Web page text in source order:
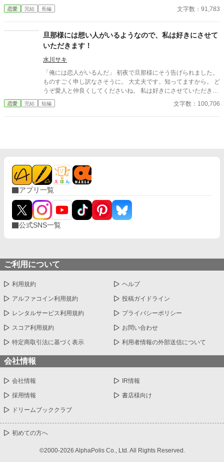
ンは「国を守るために必要なことだ」と妻の痛みに気づかず、セ
レナも王妃の席へ座り、妻のように振る舞い続ける。ついに礼拝
に呆れましたわ」そして結婚指輪をレオンへ投げつけ、「私は、
あなたの妻をやめます」と宣言する。だが王妃が去った直後、妻
になったつもりで振る舞う聖女へ、王宮中の視線は冷たく変わっ
ていき。
恋愛 完結 長編 文字数：91,783
旦那様には想い人がいるようなので、私は好きにさせて
いただきます！
水川サキ
「俺には恋人がいるんだ」 初夜で旦那様にそう告げられました。
ものすごく申し訳なさそうに。 大丈夫です。知ってますから。 ど
うぞ愛人と仲良くしてくださいね。 私は好きにさせていただきま
すので。 悠々自適なお飾り妻の快適ライフを送っていたら、 旦那
様が接近してくるのですが。 どうぞ、お構いなく。
恋愛 完結 短編 文字数：100,706
アプリ一覧
公式SNS一覧
ご利用について
利用規約 ヘルプ
アルファコイン利用規約 投稿ガイドライン
レンタルサービス利用規約 プライバシーポリシー
スコア利用規約 お問い合わせ
特定商取引法に基づく表示 利用者情報の外部送信について
会社情報
会社情報 IR情報
採用情報 書店様向け
ドリームブッククラブ
初めての方へ
©2000-2026 AlphaPolis Co., Ltd. All Rights Reserved.